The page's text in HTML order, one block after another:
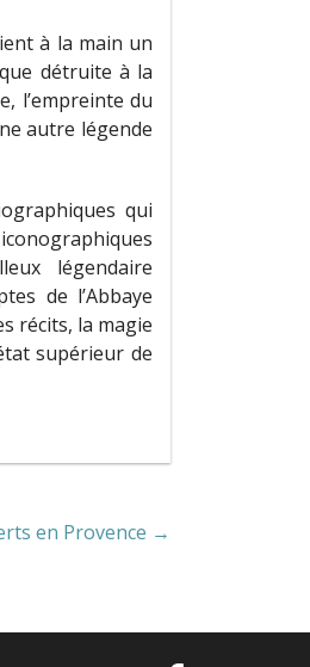
à la main un
détruite à la
l’empreinte du
autre légende
qui
légendaire
de l’Abbaye
récits, la magie
supérieur de
en Provence →